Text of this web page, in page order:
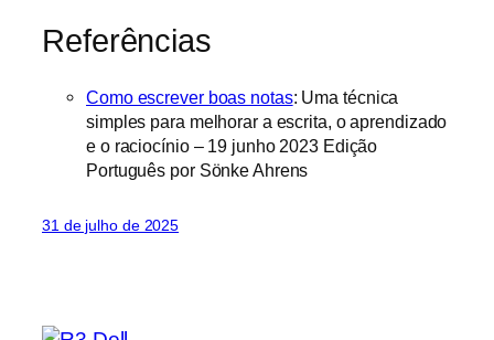
Referências
Como escrever boas notas: Uma técnica
simples para melhorar a escrita, o aprendizado
e o raciocínio – 19 junho 2023 Edição
Português por Sönke Ahrens
31 de julho de 2025